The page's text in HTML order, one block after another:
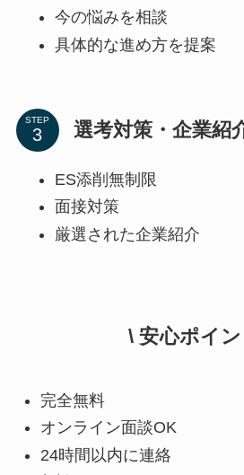
今の悩みを相談
具体的な進め方を提案
STEP 選考対策・企業紹
ES添削無制限
面接対策
厳選された企業紹介
\ 安心ポイ
完全無料
オンライン面談OK
24時間以内に連絡